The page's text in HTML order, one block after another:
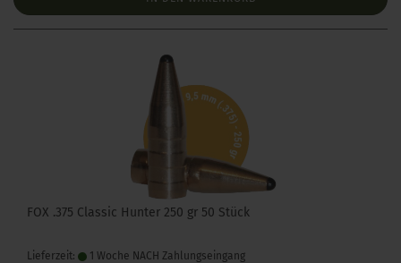
FOX .375 Classic Hunter 250 gr 50 Stück
Lieferzeit: 1 Woche NACH Zahlungseingang